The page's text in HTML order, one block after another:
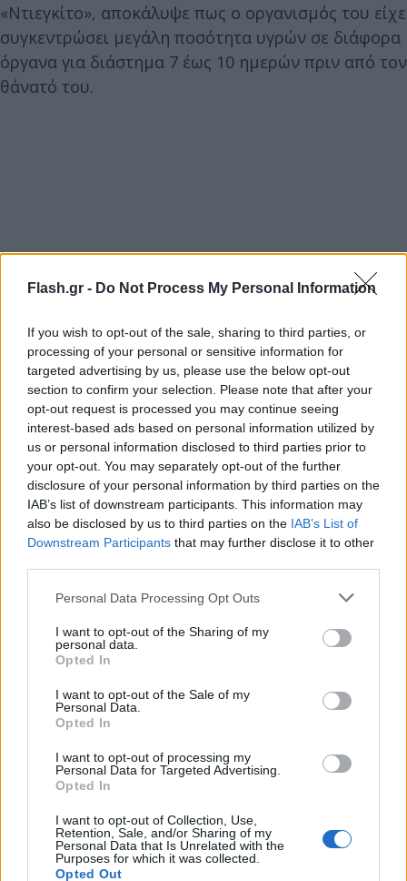
Flash.gr - Do Not Process My Personal Information
If you wish to opt-out of the sale, sharing to third parties, or
processing of your personal or sensitive information for
targeted advertising by us, please use the below opt-out
section to confirm your selection. Please note that after your
opt-out request is processed you may continue seeing
interest-based ads based on personal information utilized by
us or personal information disclosed to third parties prior to
your opt-out. You may separately opt-out of the further
disclosure of your personal information by third parties on the
IAB’s list of downstream participants. This information may
also be disclosed by us to third parties on the IAB’s List of
Downstream Participants that may further disclose it to other
Please note that this website/app uses one or more Google
not limited to your visit or usage behaviour. You may click to
grant or deny consent to Google and its third-party tags to
use your data for below specified purposes in below Google
consent section.
Personal Data Processing Opt Outs
I want to opt-out of the Sharing of my
personal data.
Opted In
I want to opt-out of the Sale of my
Personal Data.
Opted In
I want to opt-out of processing my
Personal Data for Targeted Advertising.
Opted In
I want to opt-out of Collection, Use,
Retention, Sale, and/or Sharing of my
Personal Data that Is Unrelated with the
Purposes for which it was collected.
Opted Out
«Ντιεγκίτο», αποκάλυψε πως ο οργανισμός του είχε
συγκεντρώσει μεγάλη ποσότητα υγρών σε διάφορα
όργανα για διάστημα 7 έως 10 ημερών πριν από τον
θάνατό του.
«Είχε νερό παντού. Είναι αδύνατον να μην το είχαν
τελευταίες ημέρες», τόνισε ενώπιον του
δικαστηρίου.
Η δίκη αναμένεται να συνεχιστεί τουλάχιστον
μέχρι τον Ιούλιο, με δύο συνεδριάσεις κάθε